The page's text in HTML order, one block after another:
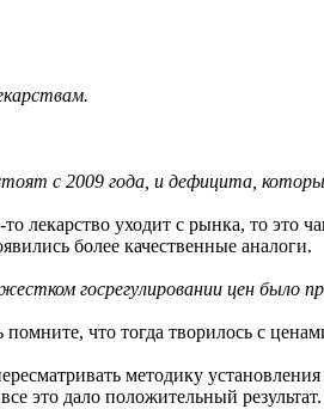
с 2009 года, и дефицита,
лекарство уходит с рынка, то это
более качественные аналоги.
госрегулировании цен было
что тогда творилось с
методику
это дало положительный